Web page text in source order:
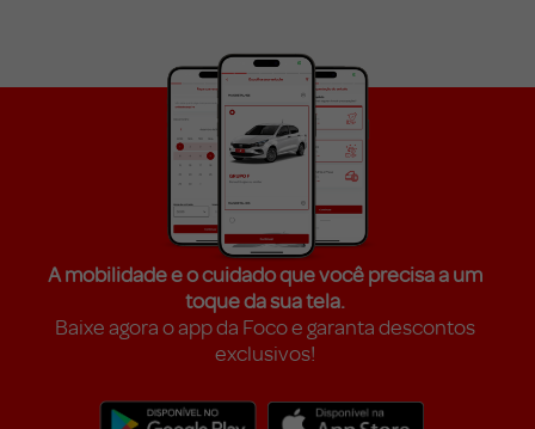
A mobilidade e o cuidado que você precisa a um
toque da sua tela.
Baixe agora o app da Foco e garanta descontos
exclusivos!